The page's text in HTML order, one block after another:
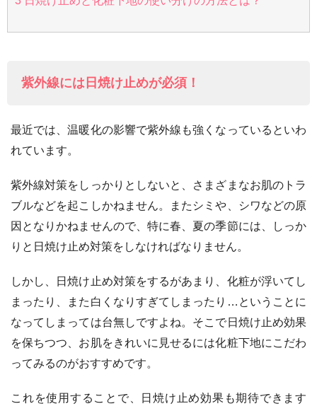
紫外線には日焼け止めが必須！
最近では、温暖化の影響で紫外線も強くなっているといわ
れています。
紫外線対策をしっかりとしないと、さまざまなお肌のトラ
ブルなどを起こしかねません。またシミや、シワなどの原
因となりかねませんので、特に春、夏の季節には、しっか
りと日焼け止め対策をしなければなりません。
しかし、日焼け止め対策をするがあまり、化粧が浮いてし
まったり、また白くなりすぎてしまったり…ということに
なってしまっては台無しですよね。そこで日焼け止め効果
を保ちつつ、お肌をきれいに見せるには化粧下地にこだわ
ってみるのがおすすめです。
これを使用することで、日焼け止め効果も期待できます